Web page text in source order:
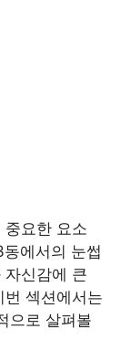
중요한 요소
에서의 눈썹
자신감에 큰
섹션에서는
으로 살펴볼